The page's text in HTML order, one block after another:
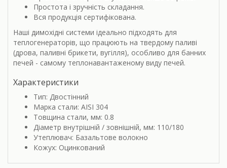
Простота і зручність складання.
Вся продукція сертифікована.
Наші димохідні системи ідеально підходять для
теплогенераторів, що працюють на твердому паливі
(дрова, паливні брикети, вугілля), особливо для банних
печей - самому теплонавантаженому виду печей.
Характеристики
Тип: Двостінний
Марка стали: AISI 304
Товщина стали, мм: 0.8
Діаметр внутрішній / зовнішній, мм: 110/180
Утеплювач: Базальтове волокно
Кожух: Оцинкований